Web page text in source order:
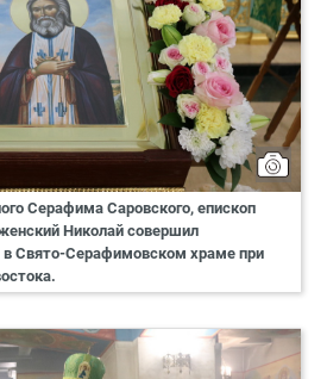
Серафима Саровского, епископ
Николай совершил
Свято-Серафимовском храме при